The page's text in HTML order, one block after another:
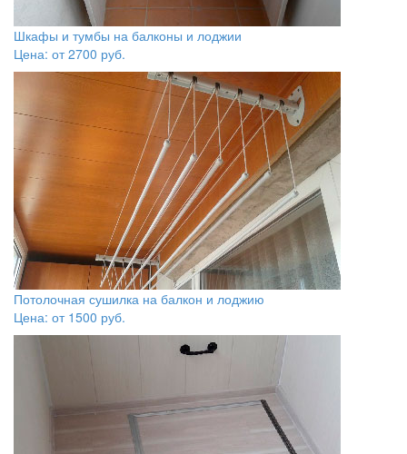
Шкафы и тумбы на балконы и лоджии
Цена: от2700 руб.
Потолочная сушилка на балкон и лоджию
Цена: от 1500 руб.